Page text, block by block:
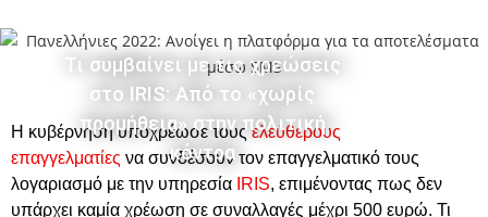
Τι συμβαίνει με τις χρεώσεις
στο IRIS: Από το «χωρίς
προμήθεια» στην πολιτική
κόντρα
Η κυβέρνηση υποχρέωσε τουςελεύθερους
επαγγελματίες να συνδέσουν τον επαγγελματικό τους
λογαριασμό με την υπηρεσία IRIS, επιμένοντας πως δεν
υπάρχει καμία χρέωση σε συναλλαγές μέχρι 500 ευρώ. Τι